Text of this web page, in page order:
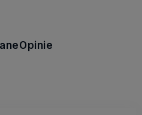
Opinie